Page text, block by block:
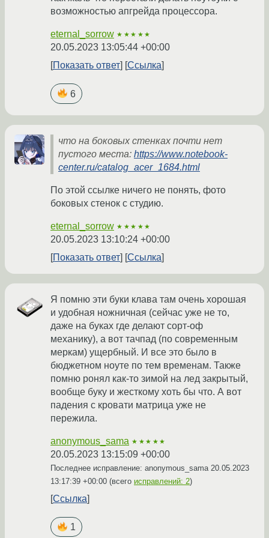
возможностью апгрейда процессора.
eternal_sorrow ★★★★★
20.05.2023 13:05:44 +00:00
Показать ответ
Ссылка
6
что на боковых стенках почти нет
пустого места: https://www.notebook-
center.ru/catalog_acer_1684.html
По этой ссылке ничего не понять, фото
боковых стенок с студию.
eternal_sorrow ★★★★★
20.05.2023 13:10:24 +00:00
Показать ответ
Ссылка
Я помню эти буки клава там очень хорошая
и удобная ножничная (сейчас уже не то,
даже на буках где делают сорт-оф
механику), а вот тачпад (по современным
меркам) ущербный. И все это было в
бюджетном ноуте по тем временам. Также
помню ронял как-то зимой на лед закрытый,
вообще буку и жесткому хоть бы что. А вот
падения с кровати матрица уже не
пережила.
anonymous_sama ★★★★★
20.05.2023 13:15:09 +00:00
Последнее исправление: anonymous_sama 20.05.2023
13:17:39 +00:00 (всего исправлений: 2)
Ссылка
1